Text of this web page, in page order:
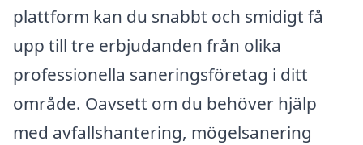
plattform kan du snabbt och smidigt få
upp till tre erbjudanden från olika
professionella saneringsföretag i ditt
område. Oavsett om du behöver hjälp
med avfallshantering, mögelsanering